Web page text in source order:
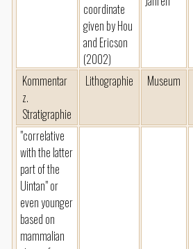
coordinate
given by Hou
and Ericson
(2002)
Kommentar
z.
Stratigraphie
Lithographie Museum
"correlative
with the latter
part of the
Uintan" or
even younger
based on
mammalian